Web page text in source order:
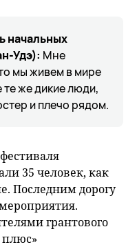
начальных
Удэ): Мне
мы живем в мире
те же дикие люди,
и плечо рядом.
35 человек, как
Последним дорогу
грантового
плюс»